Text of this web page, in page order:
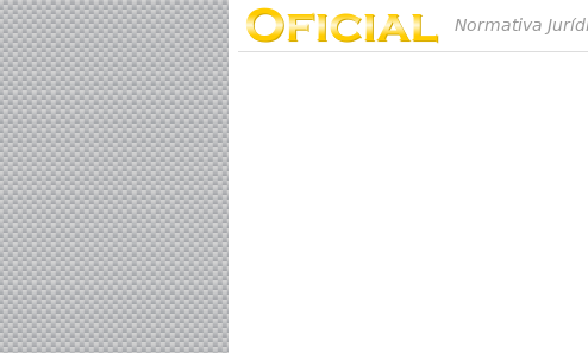
Normativa